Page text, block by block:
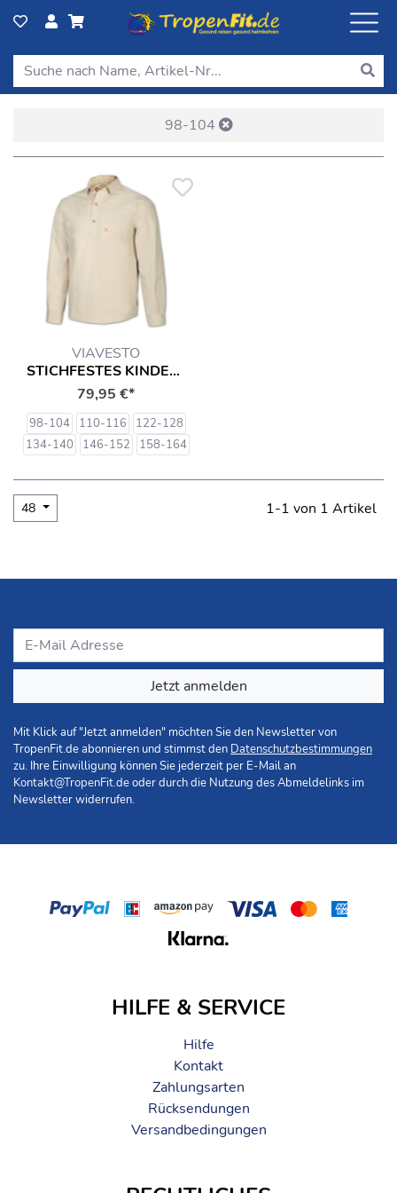
98-104
VIAVESTO
STICHFESTES KINDERHEMD CRIANSA
79,95 €*
98-104 110-116
122-128
134-140
146-152 158-164
48 1-1 von 1 Artikel
Jetzt anmelden
Mit Klick auf "Jetzt anmelden" möchten Sie den Newsletter von
TropenFit.de abonnieren und stimmst den Datenschutzbestimmungen
zu. Ihre Einwilligung können Sie jederzeit per E-Mail an
Kontakt@TropenFit.deoder durch die Nutzung des Abmeldelinks im
Newsletter widerrufen.
HILFE & SERVICE
Hilfe
Kontakt
Zahlungsarten
Rücksendungen
Versandbedingungen